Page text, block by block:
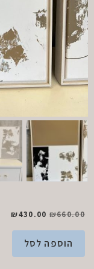
₪660.00
₪430.00
הוספה לסל